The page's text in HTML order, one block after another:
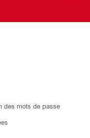
des mots de passe